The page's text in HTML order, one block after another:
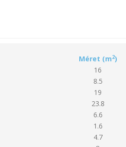
Méret (m2)
16
8.5
19
23.8
6.6
1.6
4.7